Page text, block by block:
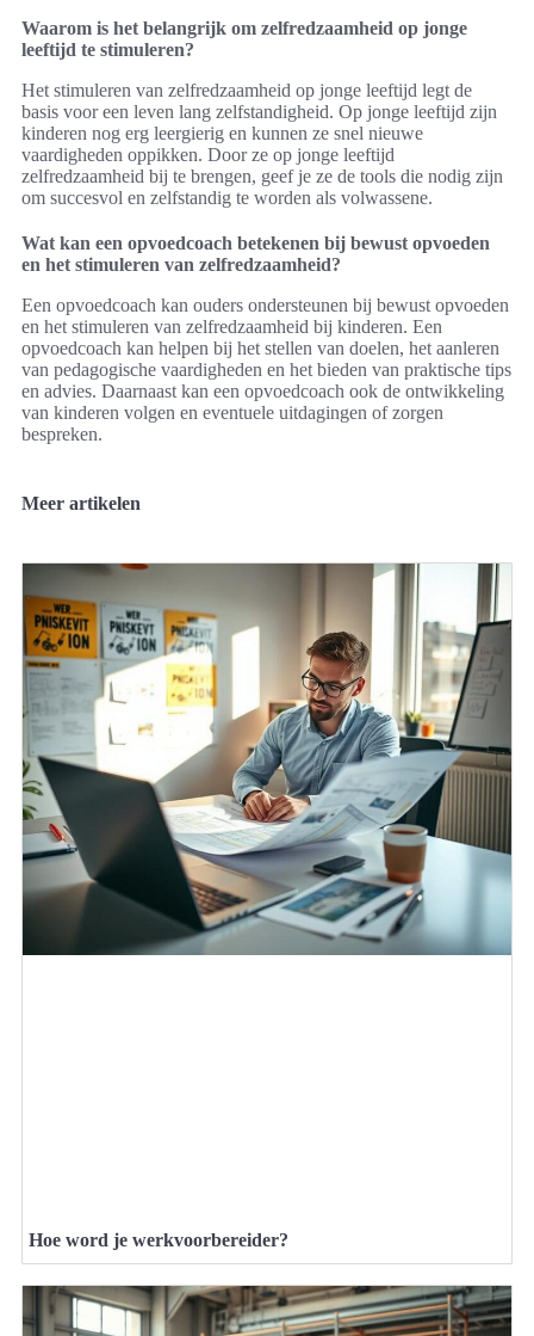
Waarom is het belangrijk om zelfredzaamheid op jonge
leeftijd te stimuleren?
Het stimuleren van zelfredzaamheid op jonge leeftijd legt de
basis voor een leven lang zelfstandigheid. Op jonge leeftijd zijn
kinderen nog erg leergierig en kunnen ze snel nieuwe
vaardigheden oppikken. Door ze op jonge leeftijd
zelfredzaamheid bij te brengen, geef je ze de tools die nodig zijn
om succesvol en zelfstandig te worden als volwassene.
Wat kan een opvoedcoach betekenen bij bewust opvoeden
en het stimuleren van zelfredzaamheid?
Een opvoedcoach kan ouders ondersteunen bij bewust opvoeden
en het stimuleren van zelfredzaamheid bij kinderen. Een
opvoedcoach kan helpen bij het stellen van doelen, het aanleren
van pedagogische vaardigheden en het bieden van praktische tips
en advies. Daarnaast kan een opvoedcoach ook de ontwikkeling
van kinderen volgen en eventuele uitdagingen of zorgen
bespreken.
Meer artikelen
Hoe word je werkvoorbereider?